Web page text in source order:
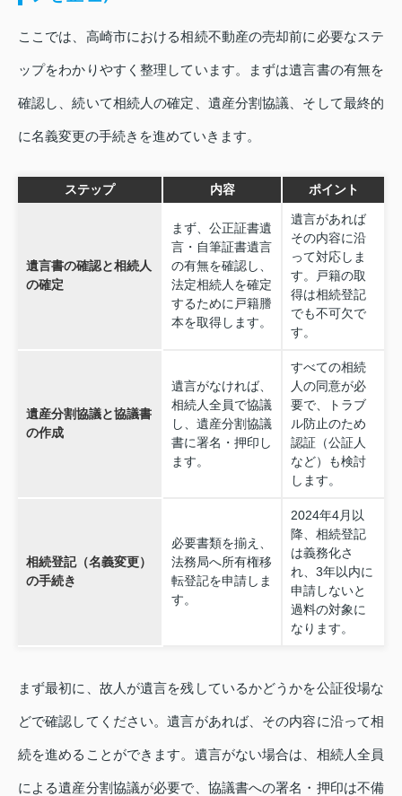
ここでは、高崎市における相続不動産の売却前に必要なステ
ップをわかりやすく整理しています。まずは遺言書の有無を
確認し、続いて相続人の確定、遺産分割協議、そして最終的
に名義変更の手続きを進めていきます。
ステップ 内容 ポイント
遺言書の確認と相続人
の確定
まず、公正証書遺
言・自筆証書遺言
の有無を確認し、
法定相続人を確定
するために戸籍謄
本を取得します。
遺言があれば
その内容に沿
って対応しま
す。戸籍の取
得は相続登記
でも不可欠で
す。
遺産分割協議と協議書
の作成
遺言がなければ、
相続人全員で協議
し、遺産分割協議
書に署名・押印し
ます。
すべての相続
人の同意が必
要で、トラブ
ル防止のため
認証（公証人
など）も検討
します。
相続登記（名義変更）
の手続き
必要書類を揃え、
法務局へ所有権移
転登記を申請しま
す。
2024年4月以
降、相続登記
は義務化さ
れ、3年以内に
申請しないと
過料の対象に
なります。
まず最初に、故人が遺言を残しているかどうかを公証役場な
どで確認してください。遺言があれば、その内容に沿って相
続を進めることができます。遺言がない場合は、相続人全員
による遺産分割協議が必要で、協議書への署名・押印は不備